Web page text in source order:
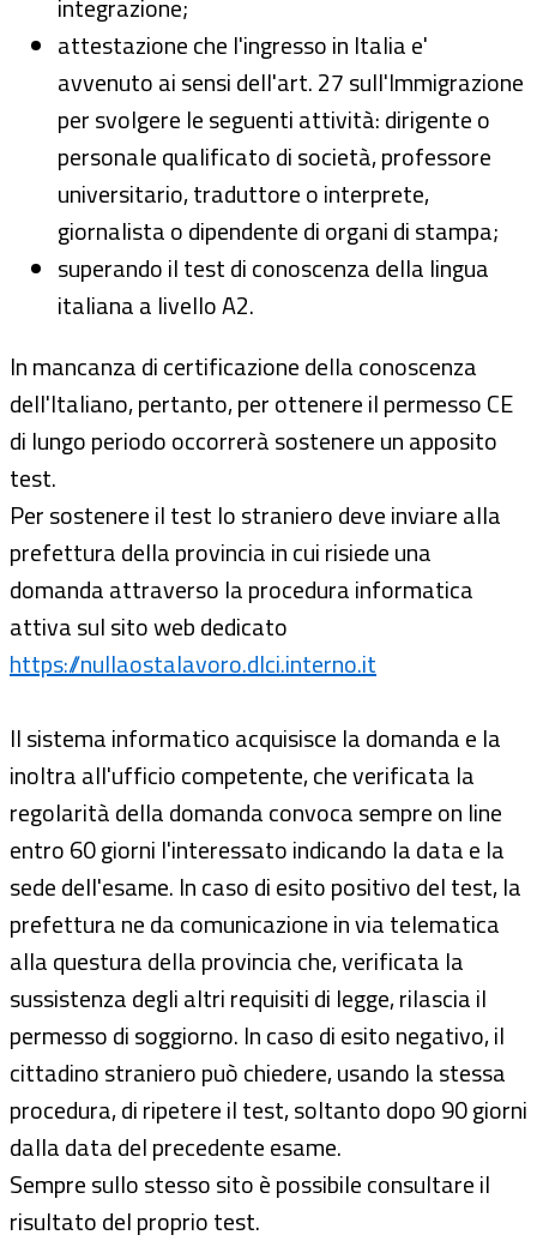
integrazione;
attestazione che l'ingresso in Italia e'
avvenuto ai sensi dell'art. 27 sull'Immigrazione
per svolgere le seguenti attività: dirigente o
personale qualificato di società, professore
universitario, traduttore o interprete,
giornalista o dipendente di organi di stampa;
superando il test di conoscenza della lingua
italiana a livello A2.
In mancanza di certificazione della conoscenza
dell'Italiano, pertanto, per ottenere il permesso CE
di lungo periodo occorrerà sostenere un apposito
test.
Per sostenere il test lo straniero deve inviare alla
prefettura della provincia in cui risiede una
domanda attraverso la procedura informatica
attiva sul sito web dedicato
https://nullaostalavoro.dlci.interno.it
Il sistema informatico acquisisce la domanda e la
inoltra all'ufficio competente, che verificata la
regolarità della domanda convoca sempre on line
entro 60 giorni l'interessato indicando la data e la
sede dell'esame. In caso di esito positivo del test, la
prefettura ne da comunicazione in via telematica
alla questura della provincia che, verificata la
sussistenza degli altri requisiti di legge, rilascia il
permesso di soggiorno. In caso di esito negativo, il
cittadino straniero può chiedere, usando la stessa
procedura, di ripetere il test, soltanto dopo 90 giorni
dalla data del precedente esame.
Sempre sullo stesso sito è possibile consultare il
risultato del proprio test.